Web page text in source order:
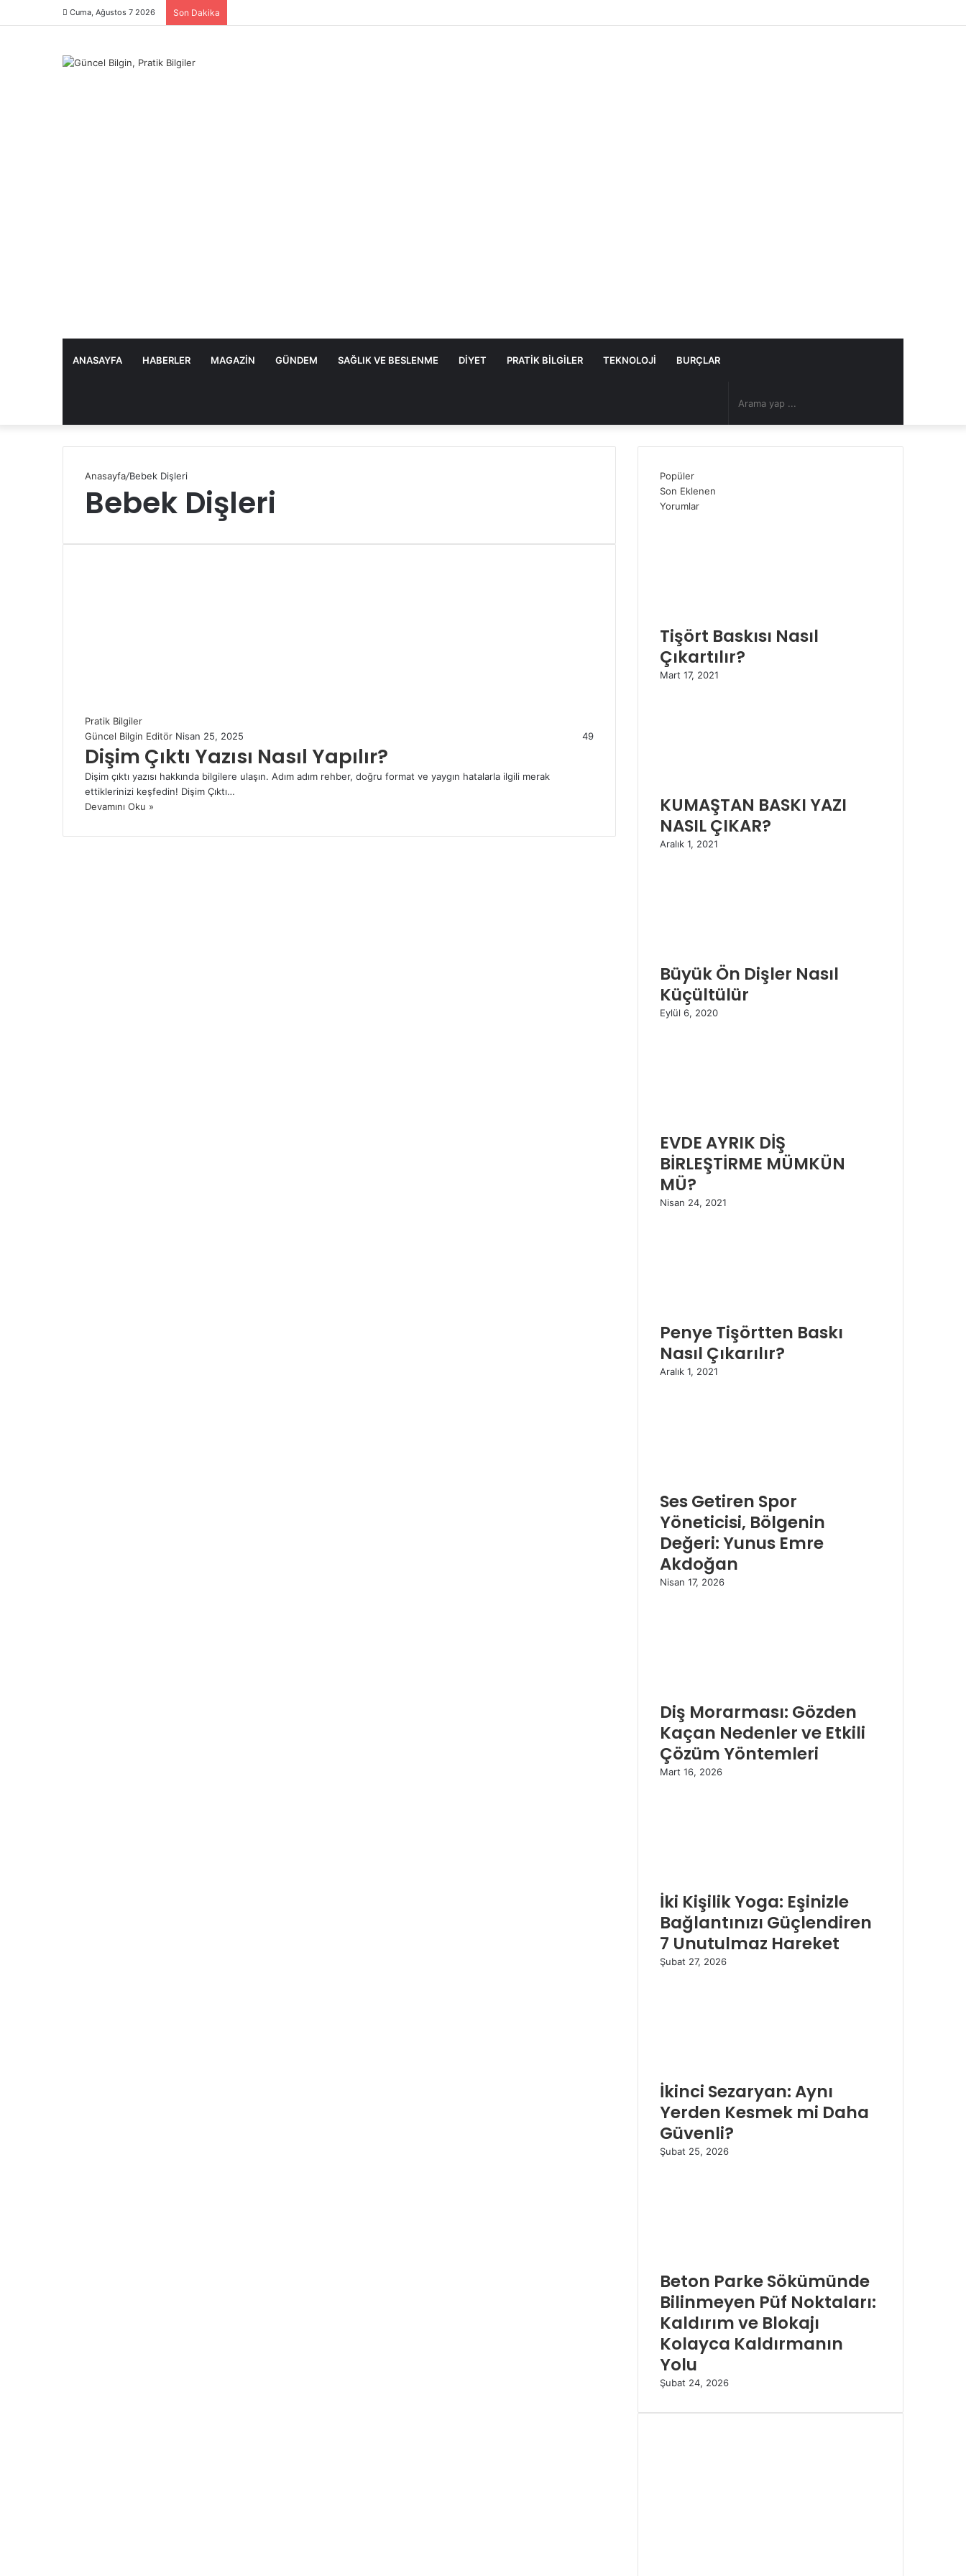
Cuma, Ağustos 7 2026 Son Dakika
ANASAYFA HABERLER MAGAZIN GÜNDEM SAĞLIK VE BESLENME DIYET PRATIK BILGILER TEKNOLOJI BURÇLAR
yap
Rastgele
Makale
Anasayfa/Bebek Dişleri
Bebek Dişleri
Pratik Bilgiler
Güncel Bilgin Editör Nisan 25, 2025 49
Dişim Çıktı Yazısı Nasıl Yapılır?
Dişim çıktı yazısı hakkında bilgilere ulaşın. Adım adım rehber, doğru format ve yaygın hatalarla ilgili merak
ettiklerinizi keşfedin! Dişim Çıktı…
Devamını Oku »
Popüler
Son Eklenen
Yorumlar
Tişört Baskısı Nasıl
Çıkartılır?
Mart 17, 2021
KUMAŞTAN BASKI YAZI
NASIL ÇIKAR?
Aralık 1, 2021
Büyük Ön Dişler Nasıl
Küçültülür
Eylül 6, 2020
EVDE AYRIK DİŞ
BİRLEŞTİRME MÜMKÜN
MÜ?
Nisan 24, 2021
Penye Tişörtten Baskı
Nasıl Çıkarılır?
Aralık 1, 2021
Ses Getiren Spor
Yöneticisi, Bölgenin
Değeri: Yunus Emre
Akdoğan
Nisan 17, 2026
Diş Morarması: Gözden
Kaçan Nedenler ve Etkili
Çözüm Yöntemleri
Mart 16, 2026
İki Kişilik Yoga: Eşinizle
Bağlantınızı Güçlendiren
7 Unutulmaz Hareket
Şubat 27, 2026
İkinci Sezaryan: Aynı
Yerden Kesmek mi Daha
Güvenli?
Şubat 25, 2026
Beton Parke Sökümünde
Bilinmeyen Püf Noktaları:
Kaldırım ve Blokajı
Kolayca Kaldırmanın
Yolu
Şubat 24, 2026